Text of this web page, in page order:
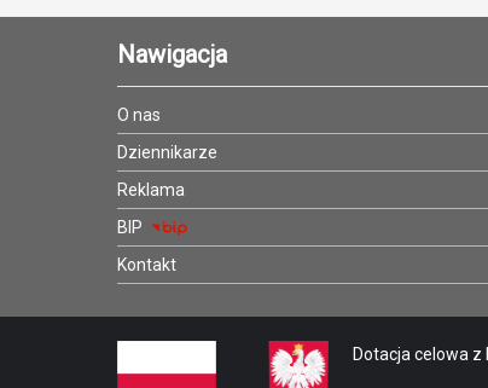
Nawigacja
O nas
Dziennikarze
Reklama
BIP
Kontakt
Dotacja celowa